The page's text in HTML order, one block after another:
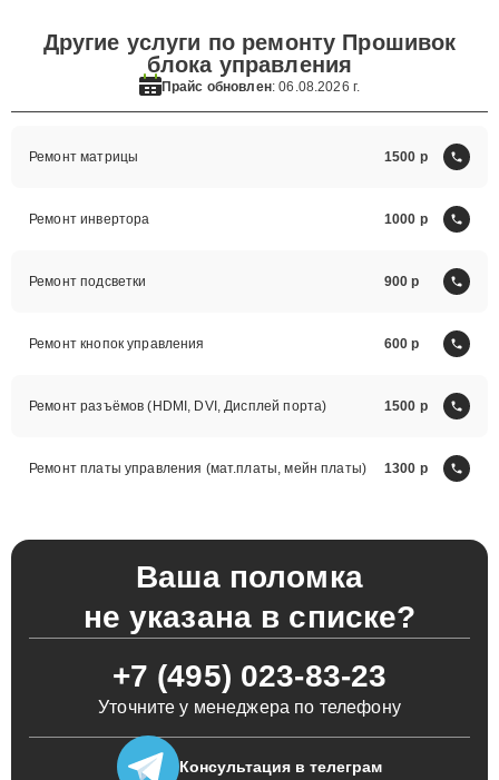
Другие услуги по ремонту Прошивок
блока управления
Прайс обновлен: 06.08.2026 г.
Ремонт матрицы 1500
Ремонт инвертора 1000
Ремонт подсветки 900
Ремонт кнопок управления 600
Ремонт разъёмов (HDMI, DVI, Дисплей порта) 1500
Ремонт платы управления (мат.платы, мейн платы) 1300
Ваша поломка
не указана в списке?
+7 (495) 023-83-23
Уточните у менеджера по телефону
Консультация в телеграм